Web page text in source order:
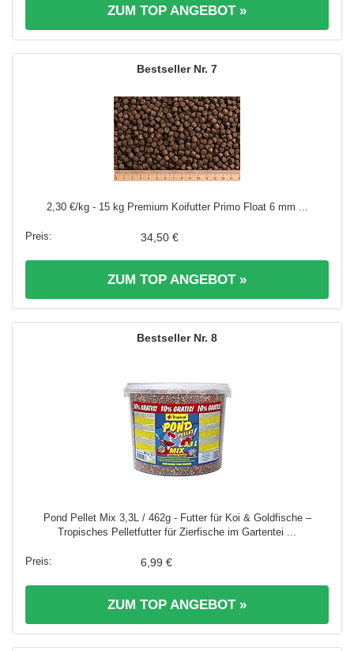
ZUM TOP ANGEBOT »
7
2,30 €/kg - 15 kg Premium Koifutter Primo Float 6 mm ...
34,50 €
ZUM TOP ANGEBOT »
8
Pond Pellet Mix 3,3L / 462g - Futter für Koi & Goldfische –
Tropisches Pelletfutter für Zierfische im Gartentei ...
6,99 €
ZUM TOP ANGEBOT »